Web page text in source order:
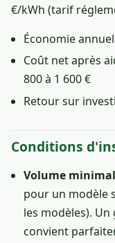
€/kWh (tarif
Économie
Coût net après
800 à 1 600 €
Retour sur
Conditions
Volume
pour un modèle
les modèles).
convient